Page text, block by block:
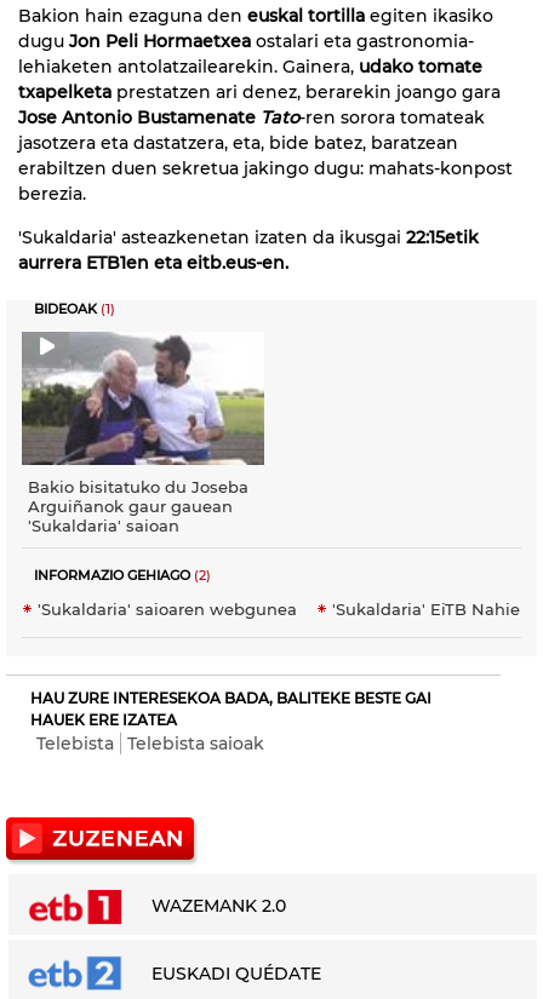
Bakion hain ezaguna den euskal tortilla egiten ikasiko
dugu Jon Peli Hormaetxea ostalari eta gastronomia-
lehiaketen antolatzailearekin. Gainera, udako tomate
txapelketa prestatzen ari denez, berarekin joango gara
Jose Antonio Bustamenate Tato-ren sorora tomateak
jasotzera eta dastatzera, eta, bide batez, baratzean
erabiltzen duen sekretua jakingo dugu: mahats-konpost
berezia.
'Sukaldaria' asteazkenetan izaten da ikusgai 22:15etik
aurrera ETB1en eta eitb.eus-en.
BIDEOAK (1)
Bakio bisitatuko du Joseba
Arguiñanok gaur gauean
'Sukaldaria' saioan
INFORMAZIO GEHIAGO(2)
'Sukaldaria' saioaren webgunea 'Sukaldaria' EiTB
HAU ZURE INTERESEKOA BADA, BALITEKE BESTE GAI
HAUEK ERE IZATEA
Telebista Telebista saioak
WAZEMANK 2.0
EUSKADI QUÉDATE